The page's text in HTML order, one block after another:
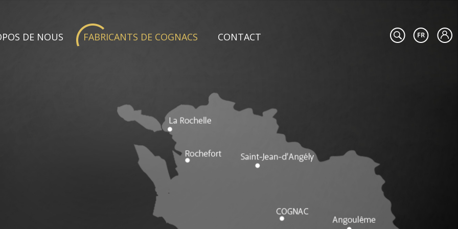
DE NOUS FABRICANTS DE COGNACS CONTACT